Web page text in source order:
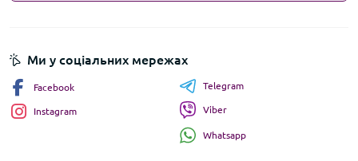
Ми у соціальних мережах
Facebook
Instagram
Telegram
Viber
Whatsapp